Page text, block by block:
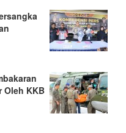
Oleh KKB